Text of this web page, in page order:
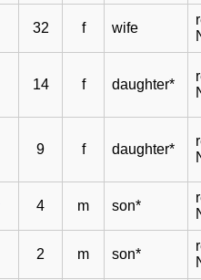
32 f wife
14 f daughter*
9 f daughter*
4 m son*
2 m son*